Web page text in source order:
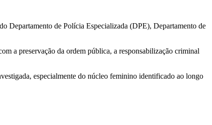
Departamento de Polícia Especializada (DPE), Departamento de
a preservação da ordem pública, a responsabilização criminal
especialmente do núcleo feminino identificado ao longo